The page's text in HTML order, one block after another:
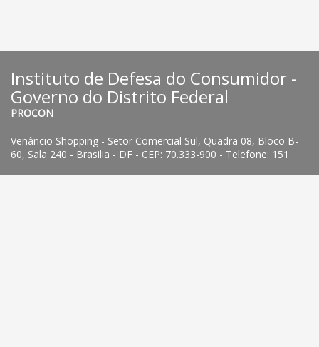
Instituto de Defesa do Consumidor -
Governo do Distrito Federal
PROCON
Venâncio Shopping - Setor Comercial Sul, Quadra 08, Bloco B-
60, Sala 240 - Brasilia - DF - CEP: 70.333-900 - Telefone: 151